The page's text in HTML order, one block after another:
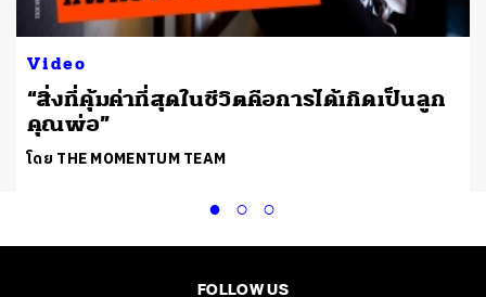
Video
“สิ่งที่คุ้มค่าที่สุดในชีวิตคือการได้เกิดเป็นลูก
คุณพ่อ”
โดย THE MOMENTUM TEAM
FOLLOW US